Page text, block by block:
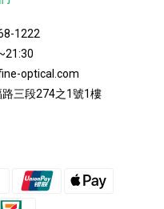
1222
optical.com
三段274之1號1樓